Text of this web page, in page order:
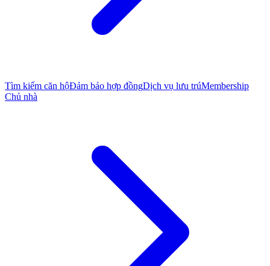
Tìm kiếm căn hộĐảm bảo hợp đồngDịch vụ lưu trúMembership
Chủ nhà